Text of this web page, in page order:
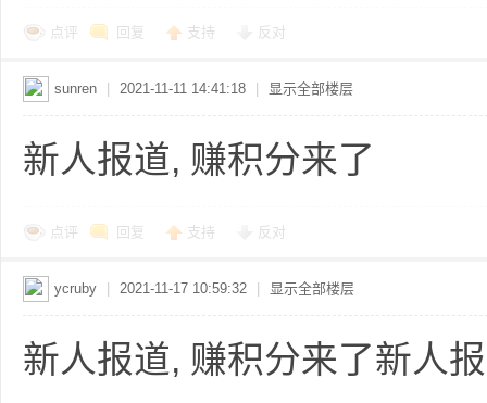
点评 回复 支持 反对
sunren 2021-11-11 14:41:18 显示全部楼层
新人报道, 赚积分来了
点评 回复 支持 反对
ycruby 2021-11-17 10:59:32 显示全部楼层
新人报道, 赚积分来了新人